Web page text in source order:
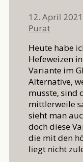
12. April 2021
Purat
Heute habe
Hefeweizen
Variante im
Alternative,
musste, sind
mittlerweile
sieht man
doch diese
die mit den
liegt nicht